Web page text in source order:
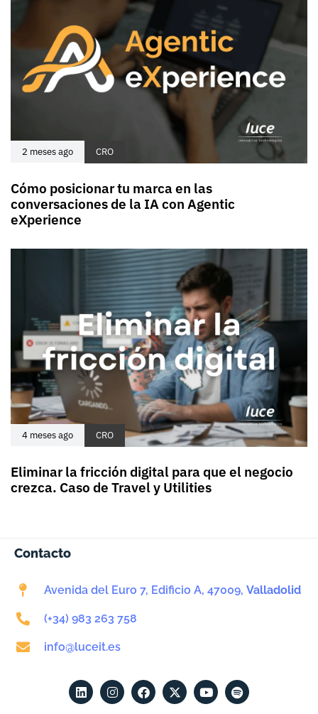
2 meses ago CRO
Cómo posicionar tu marca en las
conversaciones de la IA con Agentic
eXperience
4 meses ago CRO
Eliminar la fricción digital para que el negocio
crezca. Caso de Travel y Utilities
Contacto
Avenida del Euro 7, Edificio A, 47009, Valladolid
(+34) 983 263 758
info@luceit.es